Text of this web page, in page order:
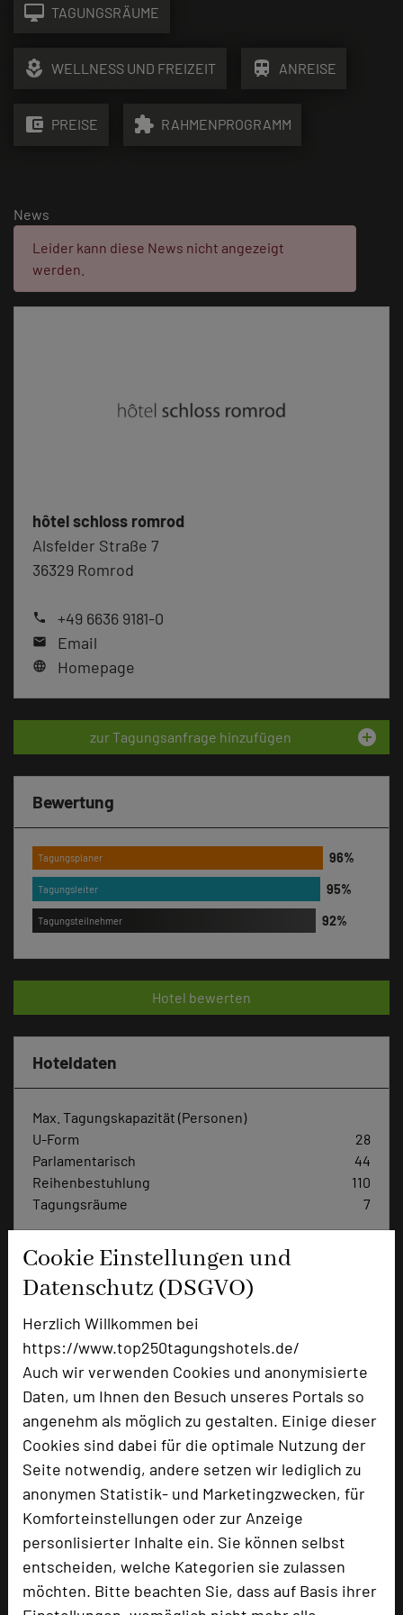
Cookie Einstellungen und
Datenschutz (DSGVO)
Herzlich Willkommen bei
https://www.top250tagungshotels.de/
Auch wir verwenden Cookies und anonymisierte
Daten, um Ihnen den Besuch unseres Portals so
angenehm als möglich zu gestalten. Einige dieser
Cookies sind dabei für die optimale Nutzung der
Seite notwendig, andere setzen wir lediglich zu
anonymen Statistik- und Marketingzwecken, für
Komforteinstellungen oder zur Anzeige
personlisierter Inhalte ein. Sie können selbst
entscheiden, welche Kategorien sie zulassen
möchten. Bitte beachten Sie, dass auf Basis ihrer
desktop_mac TAGUNGSRÄUME
local_florist WELLNESS UND FREIZEIT train ANREISE
account_balance_wallet PREISE extension RAHMENPROGRAMM
News
Fehler:
Leider kann diese News nicht angezeigt
werden.
hôtel schloss romrod
Alsfelder Straße 7
36329 Romrod
phone +49 6636 9181-0
mail Email
language Homepage
zur Tagungsanfrage hinzufügen add_circle
Bewertung
Tagungsplaner
Tagungsleiter
Tagungsteilnehmer
Hotel bewerten
Hoteldaten
Max. Tagungskapazität (Personen)
U-Form
28
Parlamentarisch
44
Reihenbestuhlung
110
Tagungsräume
7
Zimmer
Doppelzimmer
Einzelzimmer
Kleine Doppelzimmer
Suiten
Besonders geeignet für
Seminar, Konferenz, Klausur, Event, Kreativprozesse
2623 Seiten dieses Hotels wurden in den